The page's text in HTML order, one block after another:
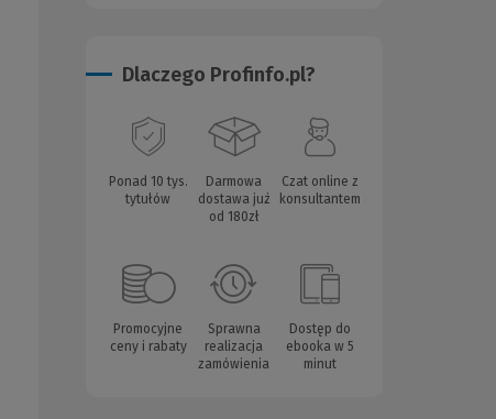
Dlaczego Profinfo.pl?
Ponad 10 tys.
tytułów
Darmowa
dostawa już
od 180zł
Czat online z
konsultantem
Promocyjne
ceny i rabaty
Sprawna
realizacja
zamówienia
Dostęp do
ebooka w 5
minut